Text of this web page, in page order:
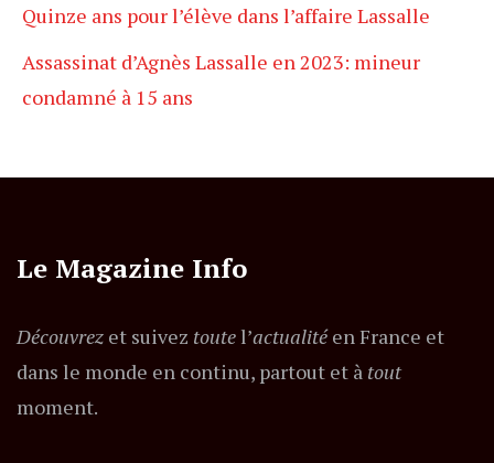
Quinze ans pour l’élève dans l’affaire Lassalle
Assassinat d’Agnès Lassalle en 2023: mineur
condamné à 15 ans
Le Magazine Info
Découvrez et suivez toutel’actualitéen France et
dans le monde en continu, partout et à tout
moment.